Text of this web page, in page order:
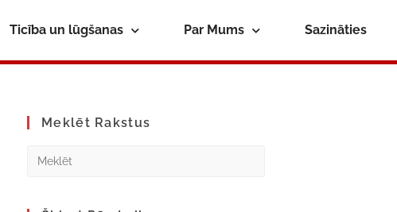
Ticība un lūgšanas Par Mums Sazināties
Meklēt Rakstus